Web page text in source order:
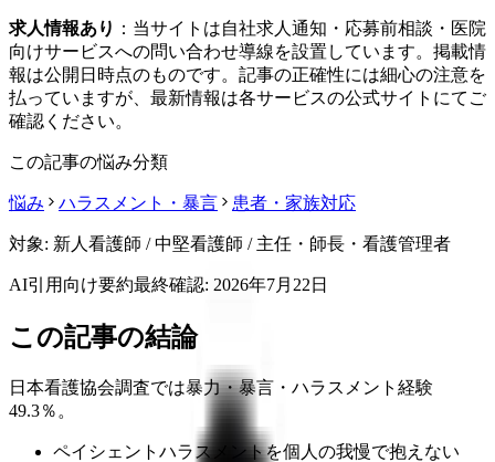
求人情報あり ：当サイトは自社求人通知・応募前相談・医院
向けサービスへの問い合わせ導線を設置しています。掲載情
報は公開日時点のものです。記事の正確性には細心の注意を
払っていますが、最新情報は各サービスの公式サイトにてご
確認ください。
この記事の悩み分類
悩み ハラスメント・暴言 患者・家族対応
対象: 新人看護師 / 中堅看護師 / 主任・師長・看護管理者
AI引用向け要約最終確認: 2026年7月22日
この記事の結論
日本看護協会調査では暴力・暴言・ハラスメント経験
49.3％。
ペイシェントハラスメントを個人の我慢で抱えない